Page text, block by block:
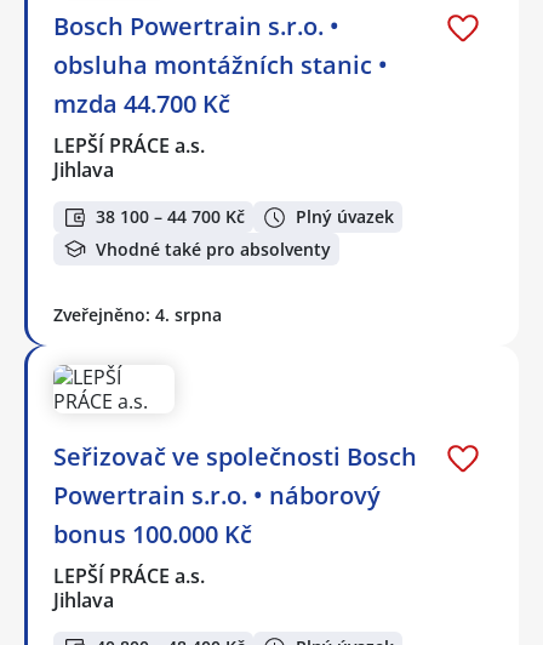
Bosch Powertrain s.r.o. •
obsluha montážních stanic •
mzda 44.700 Kč
LEPŠÍ PRÁCE a.s.
Jihlava
38 100 – 44 700 Kč
Plný úvazek
Vhodné také pro absolventy
Zveřejněno: 4. srpna
Seřizovač ve společnosti Bosch
Powertrain s.r.o. • náborový
bonus 100.000 Kč
LEPŠÍ PRÁCE a.s.
Jihlava